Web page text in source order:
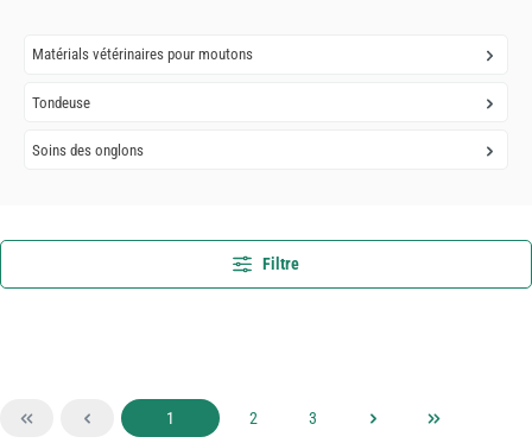
Matérials vétérinaires pour moutons
Tondeuse
Soins des onglons
Filtre
Page
1 Page
2 Page
3